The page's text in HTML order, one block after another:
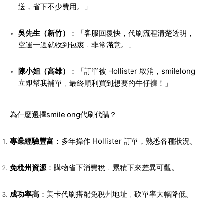
送，省下不少費用。」
吳先生（新竹）
：「客服回覆快，代刷流程清楚透明，
空運一週就收到包裹，非常滿意。」
陳小姐（高雄）
：「訂單被 Hollister 取消，smilelong
立即幫我補單，最終順利買到想要的牛仔褲！」
為什麼選擇smilelong代刷代購？
專業經驗豐富 ：多年操作 Hollister 訂單，熟悉各種狀況。
免稅州資源：購物省下消費稅，累積下來差異可觀。
成功率高 ：美卡代刷搭配免稅州地址，砍單率大幅降低。